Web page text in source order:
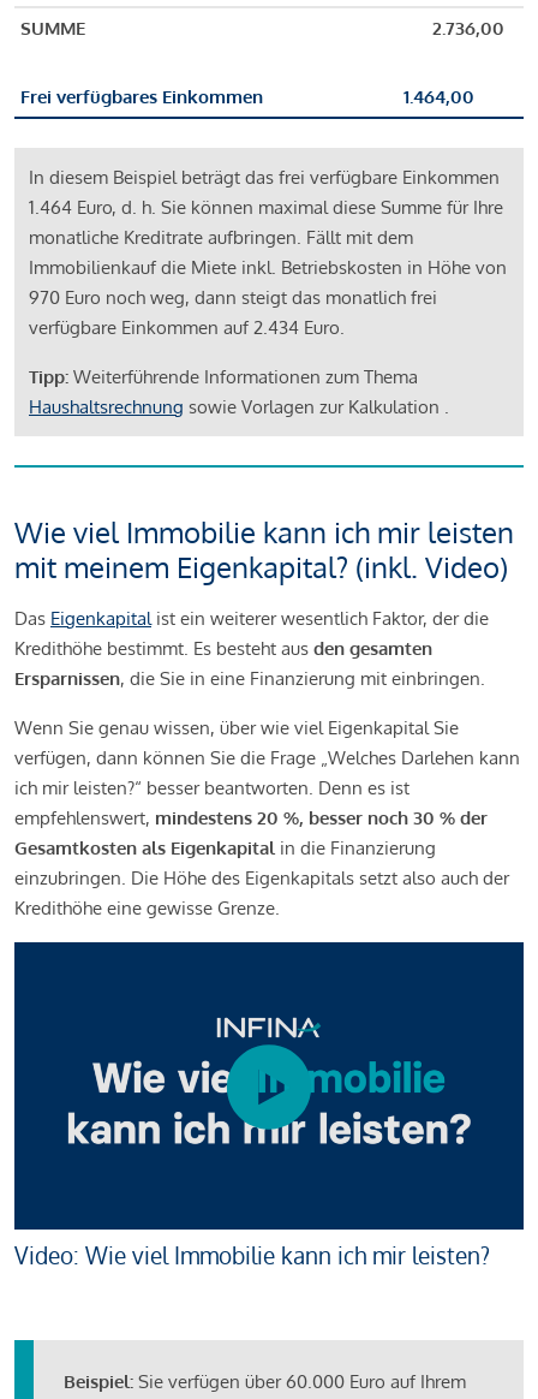
SUMME
2.736,00
Frei verfügbares Einkommen 1.464,00
In diesem Beispiel beträgt das frei verfügbare Einkommen
1.464 Euro, d. h. Sie können maximal diese Summe für Ihre
monatliche Kreditrate aufbringen. Fällt mit dem
Immobilienkauf die Miete inkl. Betriebskosten in Höhe von
970 Euro noch weg, dann steigt das monatlich frei
verfügbare Einkommen auf 2.434 Euro.
Tipp: Weiterführende Informationen zum Thema
Haushaltsrechnung sowie Vorlagen zur Kalkulation .
Wie viel Immobilie kann ich mir leisten
mit meinem Eigenkapital? (inkl. Video)
Das Eigenkapitalist ein weiterer wesentlich Faktor, der die
Kredithöhe bestimmt. Es besteht aus den gesamten
Ersparnissen, die Sie in eine Finanzierung mit einbringen.
Wenn Sie genau wissen, über wie viel Eigenkapital Sie
verfügen, dann können Sie die Frage „Welches Darlehen kann
ich mir leisten?“ besser beantworten. Denn es ist
empfehlenswert, mindestens 20 %, besser noch 30 % der
Gesamtkosten als Eigenkapital in die Finanzierung
einzubringen. Die Höhe des Eigenkapitals setzt also auch der
Kredithöhe eine gewisse Grenze.
Video: Wie viel Immobilie kann ich mir leisten?
Beispiel: Sie verfügen über 60.000 Euro auf Ihrem